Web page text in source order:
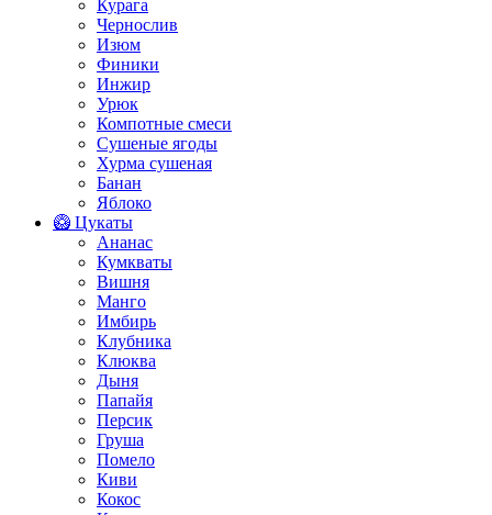
Курага
Чернослив
Изюм
Финики
Инжир
Урюк
Компотные смеси
Сушеные ягоды
Хурма сушеная
Банан
Яблоко
🥝 Цукаты
Ананас
Кумкваты
Вишня
Манго
Имбирь
Клубника
Клюква
Дыня
Папайя
Персик
Груша
Помело
Киви
Кокос